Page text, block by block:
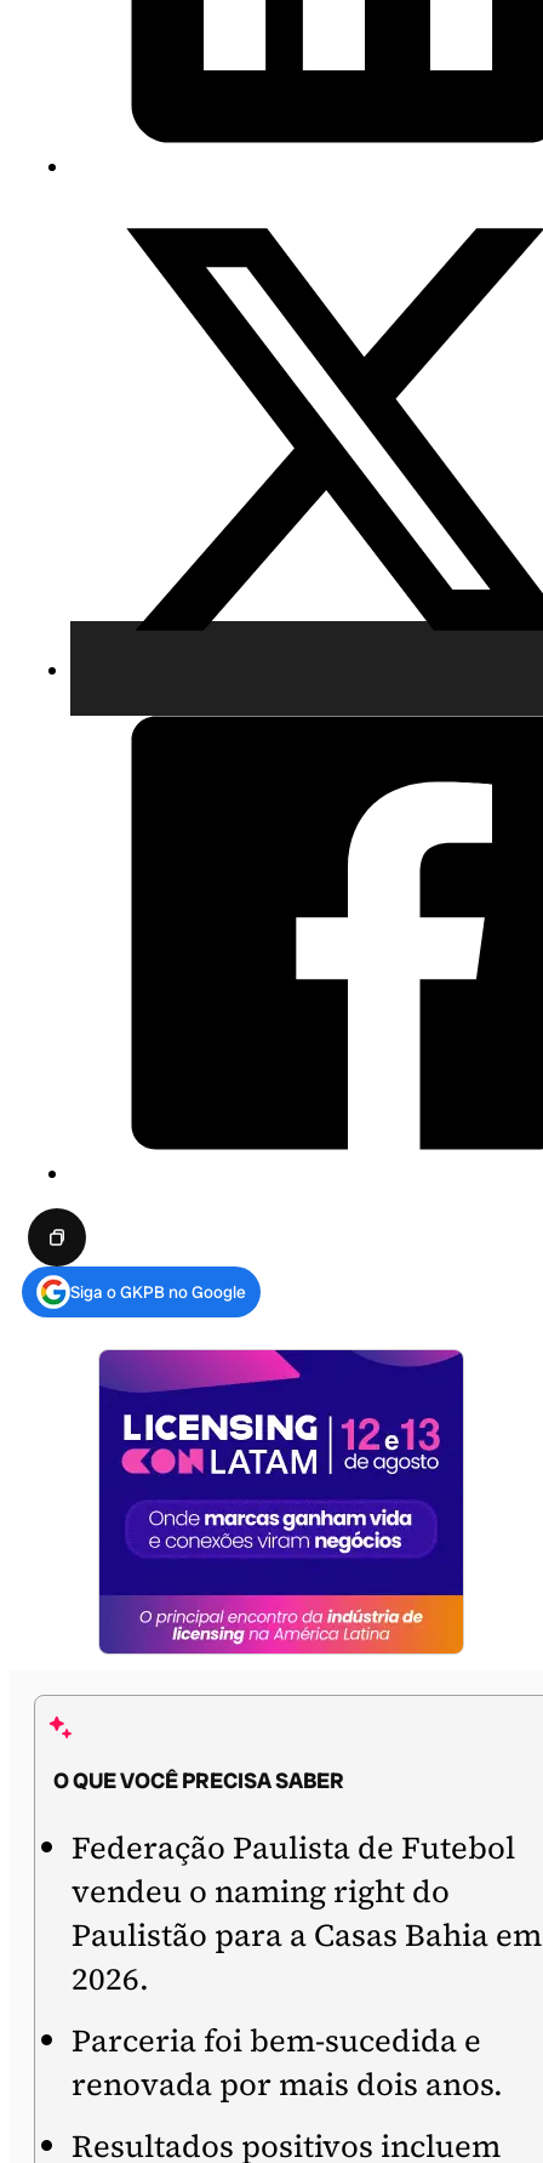
Siga o GKPB no Google
O QUE VOCÊ PRECISA SABER
Federação Paulista de Futebol
vendeu o naming right do
Paulistão para a Casas Bahia em
2026.
Parceria foi bem-sucedida e
renovada por mais dois anos.
Resultados positivos incluem